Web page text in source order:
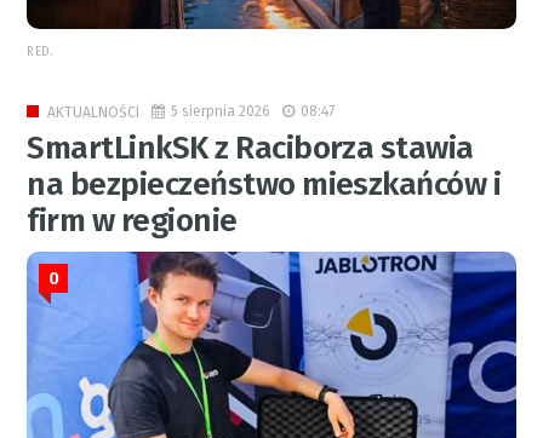
RED.
AKTUALNOŚCI 5 sierpnia 2026 08:47
SmartLinkSK z Raciborza stawia
na bezpieczeństwo mieszkańców i
firm w regionie
0